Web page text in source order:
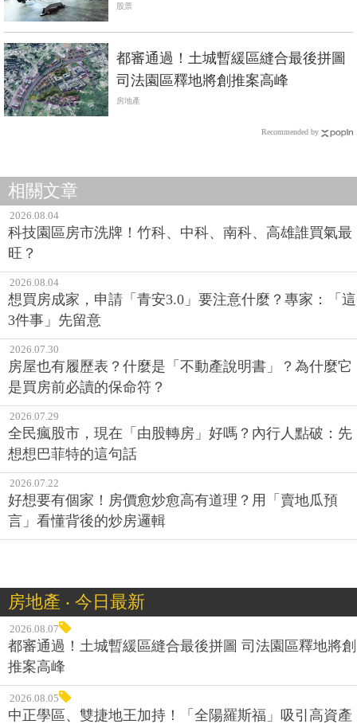
頭命運大不同？
股票
都審通過！土城暫緩區縫合最後拼圖
司法園區釋地將創推案高峰
房地產
Recommended by
相關文章
2026.08.04
科技園區房市洗牌！竹科、中科、南科、高雄誰買氣最
旺？
2026.08.04
想買房成家，申請「青安3.0」要注意什麼？專家：「這
3件事」先留意
2026.07.30
房屋也有履歷表？什麼是「不動產說明書」？為什麼它
是買房前必讀的保命符？
2026.07.29
全民瘋股市，現在「由股轉房」好嗎？內行人點破：先
想想巴菲特的這句話
2026.07.22
好想要有個家！房價愈炒愈高有道理？用「賣地瓜預
言」看懂背後的炒房邏輯
房地產 ‧ 今日最新
2026.08.07
都審通過！土城暫緩區縫合最後拼圖 司法園區釋地將創
推案高峰
2026.08.05
中正學區、雙捷地王加持！「全陽羅斯福」吸引高資產